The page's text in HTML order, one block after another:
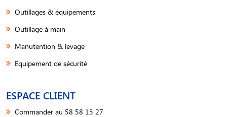
Outillages & équipements
Outillage à main
Manutention & levage
Equipement de sécurité
ESPACE CLIENT
Commander au 58 58 13 27